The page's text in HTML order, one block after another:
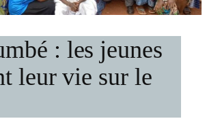
: les jeunes
leur vie sur le